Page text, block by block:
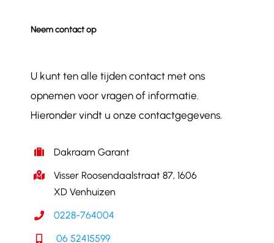
Neem contact op
U kunt ten alle tijden contact met ons
opnemen voor vragen of informatie.
Hieronder vindt u onze contactgegevens.
Dakraam Garant
Visser Roosendaalstraat 87, 1606
XD Venhuizen
0228-764004
06 52415599